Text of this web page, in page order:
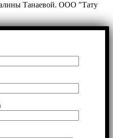
Танаевой. ООО "Тату